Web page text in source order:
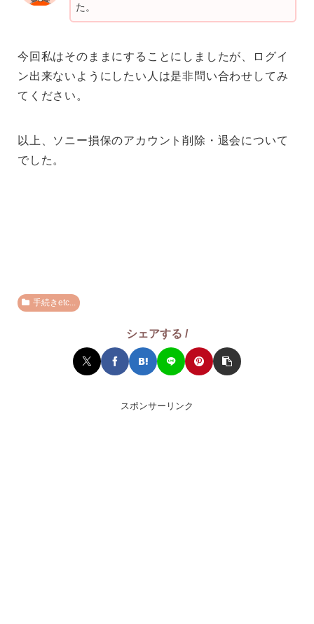
た。
今回私はそのままにすることにしましたが、ログイ
ン出来ないようにしたい人は是非問い合わせしてみ
てください。
以上、ソニー損保のアカウント削除・退会について
でした。
手続きetc...
シェアする /
スポンサーリンク